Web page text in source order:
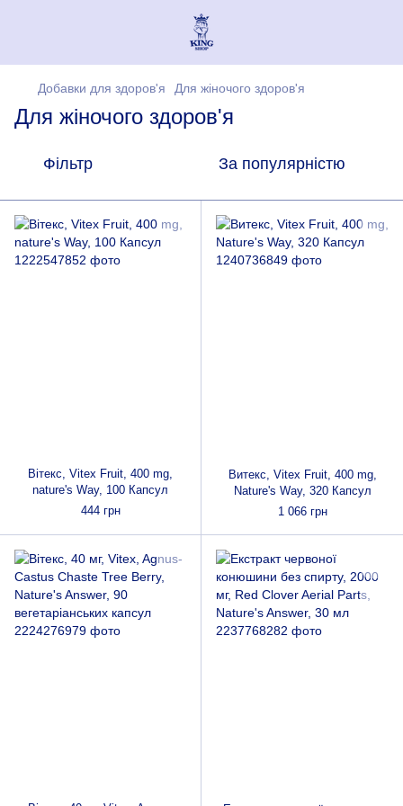
Добавки для здоров'я Для жіночого здоров'я
Для жіночого здоров'я
Фільтр За популярністю
Вітекс, Vitex Fruit, 400 mg,
nature's Way, 100 Капсул
444 грн
Витекс, Vitex Fruit, 400 mg,
Nature's Way, 320 Капсул
1 066 грн